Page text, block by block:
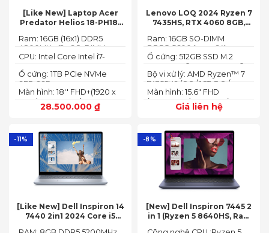
[Like New] Laptop Acer
Predator Helios 18-PH18-
13700HX, RTX 4060 8GB,
16GB, SSD 1TB, 18″ FHD+
165HZ)
28.500.000 ₫
Màn hình: 18'' FHD+(1920 x
1200) 165 Hz In-plane
Switching (IPS)
Ổ cứng: 1TB PCIe NVMe
SED SSD
CPU: Intel Core Intel i7-
GHz 30MB
Ram: 16GB (16x1) DDR5
4800MHz (2x SO-DIMM
socket, up to 32GB
SDRAM)
Lenovo LOQ 2024 Ryzen 7
7435HS, RTX 4060 8GB,
144Hz, 100% sRGB
Giá liên hệ
Màn hình: 15.6" FHD
(1920x1080) IPS 300nits
Anti-glare, 100% sRGB,
Bộ vi xử lý: AMD Ryzen™ 7
74355HS (8C / 16T, 3.8 /
5.1GHz, 8MB L2 / 16MB L3)
Ổ cứng: 512GB SSD M.2
2242 PCIe® 4.0x4 NVMe®
(2 slots nvme)
Ram: 16GB SO-DIMM
DDR5-5600 (max 64)
-11%
[Like New] Dell Inspiron 14
7440 2in1 2024 Core i5
-8%
[New] Dell Inspiron 7445 2
in 1 (Ryzen 5 8640HS, Ram